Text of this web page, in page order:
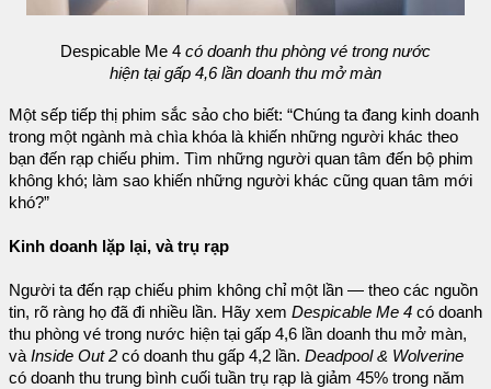
Despicable Me 4 có doanh thu phòng vé trong nước
hiện tại gấp 4,6 lần doanh thu mở màn
Một sếp tiếp thị phim sắc sảo cho biết: “Chúng ta đang kinh doanh
trong một ngành mà chìa khóa là khiến những người khác theo
bạn đến rạp chiếu phim. Tìm những người quan tâm đến bộ phim
không khó; làm sao khiến những người khác cũng quan tâm mới
khó?”
Kinh doanh lặp lại, và trụ rạp
Người ta đến rạp chiếu phim không chỉ một lần — theo các nguồn
tin, rõ ràng họ đã đi nhiều lần. Hãy xem Despicable Me 4 có doanh
thu phòng vé trong nước hiện tại gấp 4,6 lần doanh thu mở màn,
và Inside Out 2 có doanh thu gấp 4,2 lần. Deadpool & Wolverine
có doanh thu trung bình cuối tuần trụ rạp là giảm 45% trong năm